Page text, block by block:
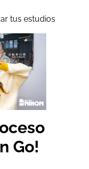
tus estudios
Go!